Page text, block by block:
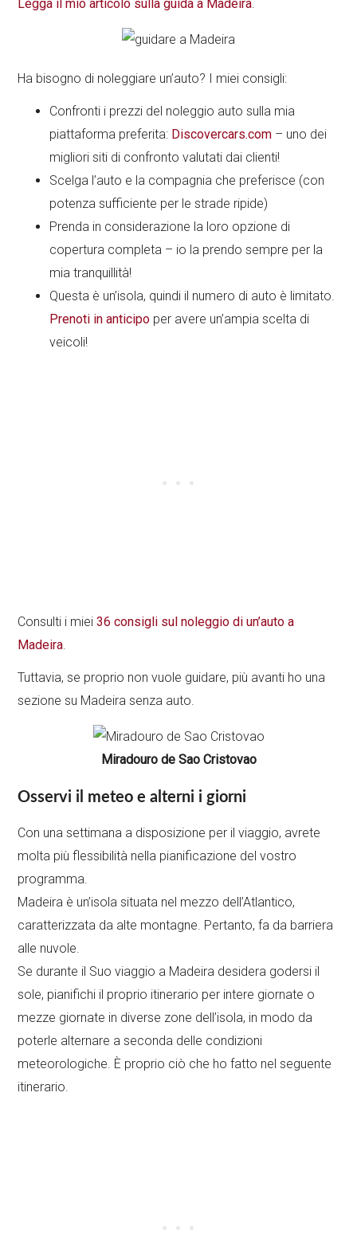
Legga il mio articolo sulla guida a Madeira.
Ha bisogno di noleggiare un’auto? I miei consigli:
Confronti i prezzi del noleggio auto sulla mia
piattaforma preferita: Discovercars.com – uno dei
migliori siti di confronto valutati dai clienti!
Scelga l’auto e la compagnia che preferisce (con
potenza sufficiente per le strade ripide)
Prenda in considerazione la loro opzione di
copertura completa – io la prendo sempre per la
mia tranquillità!
Questa è un’isola, quindi il numero di auto è limitato.
Prenoti in anticipo per avere un’ampia scelta di
veicoli!
Consulti i miei36 consigli sul noleggio di un’auto a
Madeira
Tuttavia, se proprio non vuole guidare, più avanti ho una
sezione su Madeira senza auto.
Miradouro de Sao Cristovao
Osservi il meteo e alterni i giorni
Con una settimana a disposizione per il viaggio, avrete
molta più flessibilità nella pianificazione del vostro
programma.
Madeira è un’isola situata nel mezzo dell’Atlantico,
caratterizzata da alte montagne. Pertanto, fa da barriera
alle nuvole.
Se durante il Suo viaggio a Madeira desidera godersi il
sole, pianifichi il proprio itinerario per intere giornate o
mezze giornate in diverse zone dell’isola, in modo da
poterle alternare a seconda delle condizioni
meteorologiche. È proprio ciò che ho fatto nel seguente
itinerario.